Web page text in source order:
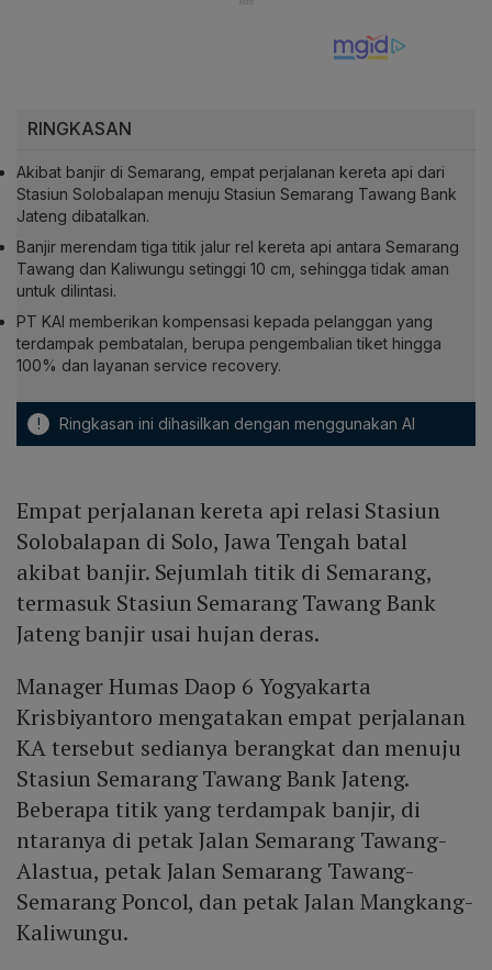
RINGKASAN
Akibat banjir di Semarang, empat perjalanan kereta api dari
Stasiun Solobalapan menuju Stasiun Semarang Tawang Bank
Jateng dibatalkan.
Banjir merendam tiga titik jalur rel kereta api antara Semarang
Tawang dan Kaliwungu setinggi 10 cm, sehingga tidak aman
untuk dilintasi.
PT KAI memberikan kompensasi kepada pelanggan yang
terdampak pembatalan, berupa pengembalian tiket hingga
100% dan layanan service recovery.
! Ringkasan ini dihasilkan dengan menggunakan AI
Empat perjalanan kereta api relasi Stasiun
Solobalapan di Solo, Jawa Tengah batal
akibat banjir. Sejumlah titik di Semarang,
termasuk Stasiun Semarang Tawang Bank
Jateng banjir usai hujan deras.
Manager Humas Daop 6 Yogyakarta
Krisbiyantoro mengatakan empat perjalanan
KA tersebut sedianya berangkat dan menuju
Stasiun Semarang Tawang Bank Jateng.
Beberapa titik yang terdampak banjir, di
ntaranya di petak Jalan Semarang Tawang-
Alastua, petak Jalan Semarang Tawang-
Semarang Poncol, dan petak Jalan Mangkang-
Kaliwungu.